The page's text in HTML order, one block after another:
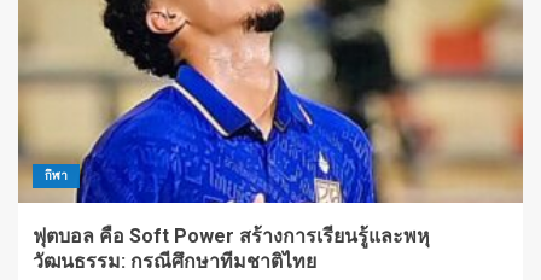
กีฬา
ฟุตบอล คือ Soft Power สร้างการเรียนรู้และพหุ
วัฒนธรรม: กรณีศึกษาทีมชาติไทย